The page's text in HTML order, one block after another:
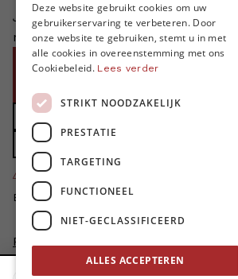
Je helpt ons groeien. MO* bestaat
niet zonder jouw steun!
Doe een gift
Zet MO* in uw testament
4424
Bedankt voor jullie steun!
Privacybeleid
Disclaimer
ENGLISH
Deze website gebruikt cookies om uw
gebruikerservaring te verbeteren. Door
onze website te gebruiken, stemt u in met
alle cookies in overeenstemming met ons
Cookiebeleid. Lees verder
STRIKT NOODZAKELIJK
PRESTATIE
TARGETING
FUNCTIONEEL
NIET-GECLASSIFICEERD
ALLES ACCEPTEREN